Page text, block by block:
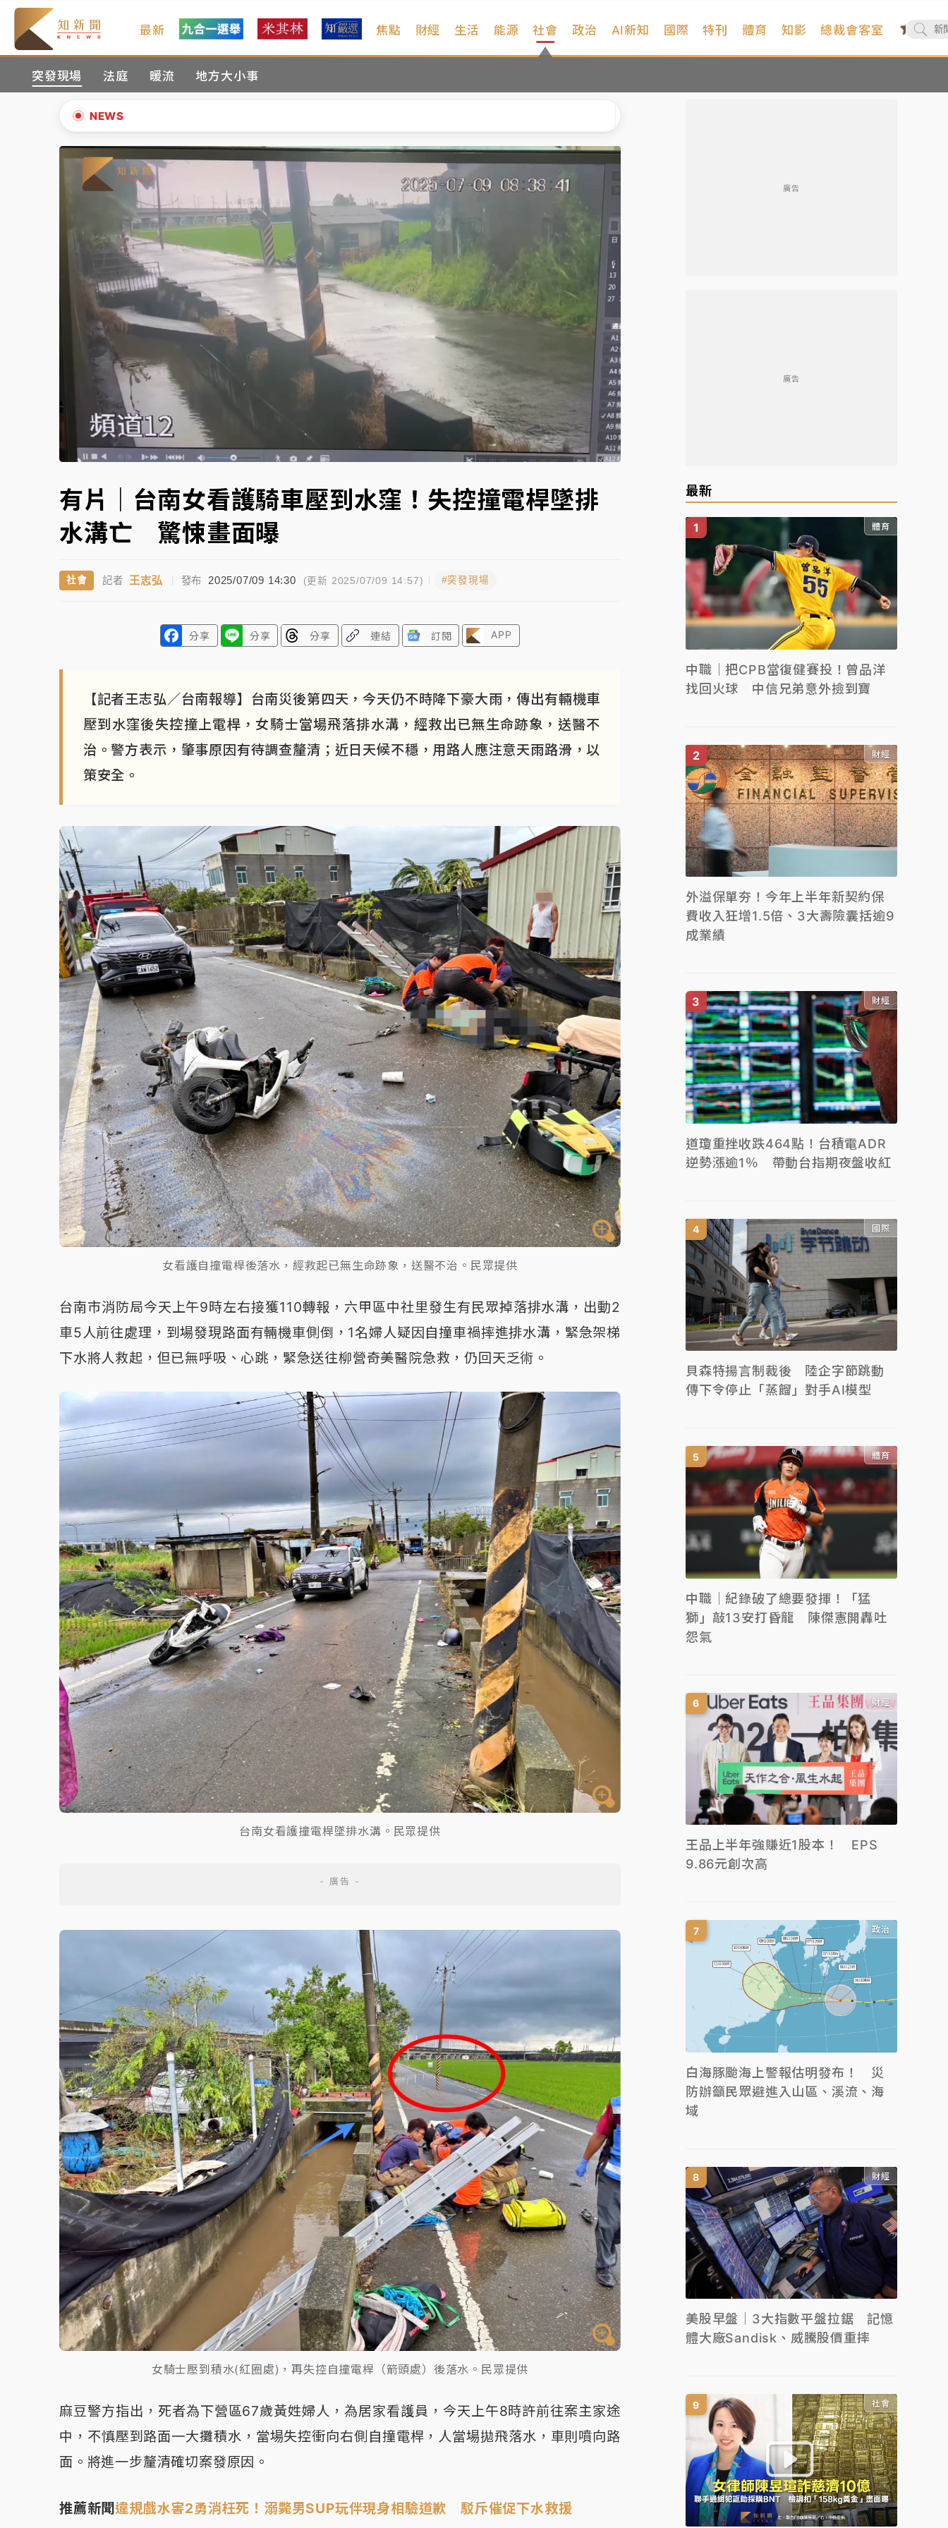
最新 焦點 財經 生活 能源 社會
突發現場 法庭 暖流 地方大小事
政治 AI新知 國際 特刊 體育 知影 總裁會客室
NEWS
暑假過三周才推「E宿新北打卡趣」！抽獎程序複雜 觀旅局回應了
中信慈善基金會想增加董事人數！辜仲諒向法院聲請遭駁 理由曝光
故宮《龍藏經》特展第2檔！今線上預約開賣一度塞車 周六起展出延長至晚上7時
台東農業處長涉圖利渡假村！東檢抗告成功 今重開羈押庭
父親節泡湯了！中颱白海豚雨彈轟3天 「紅到發紫」降雨熱區曝
女律師陳昱瑄詐慈濟10億！黃金158kg遭查扣畫面曝光
暑假過三周才推「E宿新北打卡趣」！抽獎程序複雜 觀旅局回應了
中信慈善基金會想增加董事人數！辜仲諒向法院聲請遭駁 理由曝光
故宮《龍藏經》特展第2檔！今線上預約開賣一度塞車 周六起展出延長至晚上7時
台東農業處長涉圖利渡假村！東檢抗告成功 今重開羈押庭
父親節泡湯了！中颱白海豚雨彈轟3天 「紅到發紫」降雨熱區曝
Unmute Loaded:
100.00%
有片｜台南女看護騎車壓到水窪！失控撞電桿墜排
水溝亡 驚悚畫面曝
社會 記者 王志弘 發布 2025/07/09 14:30 (更新 2025/07/09 14:57) #突發現場
分享 分享 分享 連結 訂閱 APP
【記者王志弘／台南報導】台南災後第四天，今天仍不時降下豪大雨，傳出有輛機車
壓到水窪後失控撞上電桿，女騎士當場飛落排水溝，經救出已無生命跡象，送醫不
治。警方表示，肇事原因有待調查釐清；近日天候不穩，用路人應注意天雨路滑，以
策安全。
女看護自撞電桿後落水，經救起已無生命跡象，送醫不治。民眾提供
台南市消防局今天上午9時左右接獲110轉報，六甲區中社里發生有民眾掉落排水溝，出動2
車5人前往處理，到場發現路面有輛機車側倒，1名婦人疑因自撞車禍摔進排水溝，緊急架梯
下水將人救起，但已無呼吸、心跳，緊急送往柳營奇美醫院急救，仍回天乏術。
台南女看護撞電桿墜排水溝。民眾提供
女騎士壓到積水(紅圈處)，再失控自撞電桿（箭頭處）後落水。民眾提供
麻豆警方指出，死者為下營區67歲黃姓婦人，為居家看護員，今天上午8時許前往案主家途
中，不慎壓到路面一大攤積水，當場失控衝向右側自撞電桿，人當場拋飛落水，車則噴向路
面。將進一步釐清確切案發原因。
推薦新聞 違規戲水害2勇消枉死！溺斃男SUP玩伴現身相驗道歉 駁斥催促下水救援
廣告
廣告
最新
體育
中職｜把CPB當復健賽投！曾品洋
找回火球 中信兄弟意外撿到寶
財經
外溢保單夯！今年上半年新契約保
費收入狂增1.5倍、3大壽險囊括逾9
成業績
財經
道瓊重挫收跌464點！台積電ADR
逆勢漲逾1％ 帶動台指期夜盤收紅
國際
貝森特揚言制裁後 陸企字節跳動
傳下令停止「蒸餾」對手AI模型
體育
中職｜紀錄破了總要發揮！「猛
獅」敲13安打昏龍 陳傑憲開轟吐
怨氣
財經
王品上半年強賺近1股本！ EPS
9.86元創次高
政治
白海豚颱海上警報估明發布！ 災
防辦籲民眾避進入山區、溪流、海
域
財經
美股早盤｜3大指數平盤拉鋸 記憶
體大廠Sandisk、威騰股價重摔
社會